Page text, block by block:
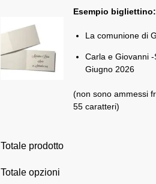
Esempio bigliettino:
La comunione di
Carla e Giovanni
Giugno 2026
(non sono ammessi
55 caratteri)
Totale prodotto
Totale opzioni